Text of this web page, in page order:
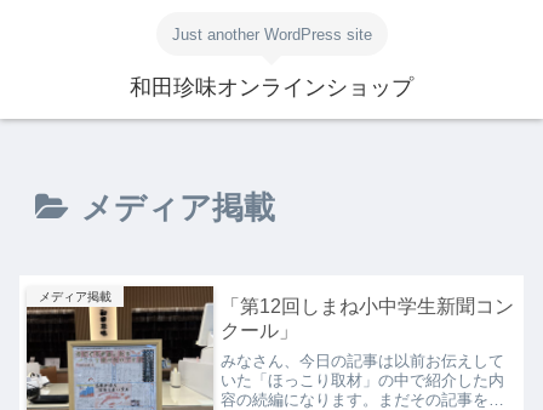
Just another WordPress site
和田珍味オンラインショップ
メディア掲載
メディア掲載
「第12回しまね小中学生新聞コン
クール」
みなさん、今日の記事は以前お伝えして
いた「ほっこり取材」の中で紹介した内
容の続編になります。まだその記事を読